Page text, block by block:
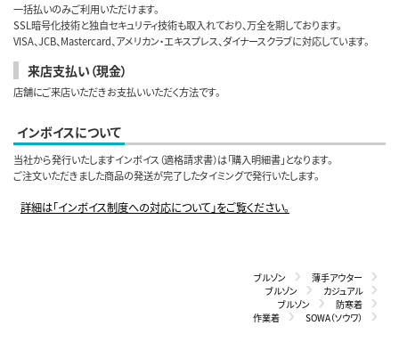
一括払いのみご利用いただけます。
SSL暗号化技術と独自セキュリティ技術も取入れており、万全を期しております。
VISA、JCB、Mastercard、アメリカン・エキスプレス、ダイナースクラブに対応しています。
来店支払い（現金）
店舗にご来店いただきお支払いいただく方法です。
インボイスについて
当社から発行いたしますインボイス（適格請求書）は「購入明細書」となります。
ご注文いただきました商品の発送が完了したタイミングで発行いたします。
詳細は「インボイス制度への対応について」をご覧ください。
ブルゾン
薄手アウター
ブルゾン
カジュアル
ブルゾン
防寒着
作業着
SOWA（ソウワ）